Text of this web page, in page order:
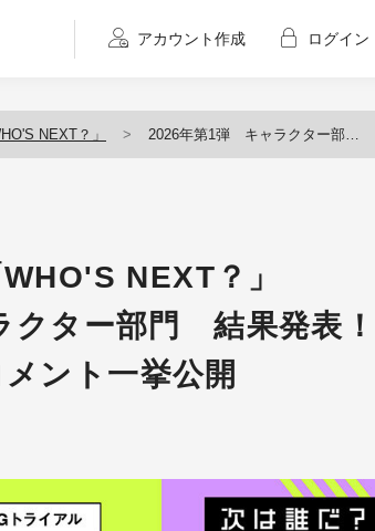
アカウント作成 ログイン
NEXT？」 2026年第1弾 キャラクター部門 結果発表！ 優秀賞&審査員講評コメント一挙公開
NEXT？」
ター部門 結果発表！
ント一挙公開